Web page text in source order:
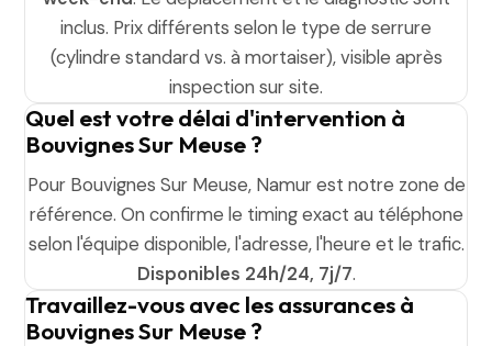
inclus. Prix différents selon le type de serrure
(cylindre standard vs. à mortaiser), visible après
inspection sur site.
Quel est votre délai d'intervention à
Bouvignes Sur Meuse ?
Pour Bouvignes Sur Meuse, Namur est notre zone de
référence. On confirme le timing exact au téléphone
selon l'équipe disponible, l'adresse, l'heure et le trafic.
Disponibles 24h/24, 7j/7.
Travaillez-vous avec les assurances à
Bouvignes Sur Meuse ?